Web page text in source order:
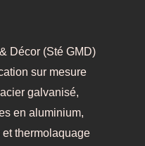
Décor (Sté GMD)
sur mesure
galvanisé,
en aluminium,
thermolaquage